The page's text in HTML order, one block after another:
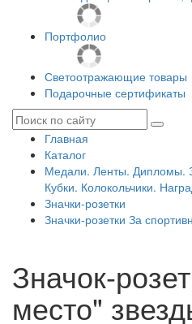
Портфолио
Светоотражающие товары
Подарочные сертификаты
Главная
Каталог
Медали. Ленты. Дипломы.
Кубки. Колокольчики.
Значки-розетки
Значки-розетки За
Значок-
место"